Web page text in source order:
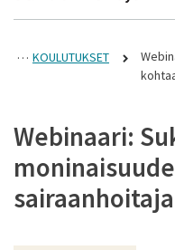
KOULUTUKSET
Webinaari: